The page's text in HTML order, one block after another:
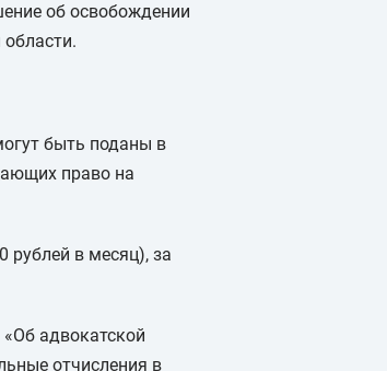
об освобождении
быть поданы в
право на
рублей в месяц), за
адвокатской
отчисления в